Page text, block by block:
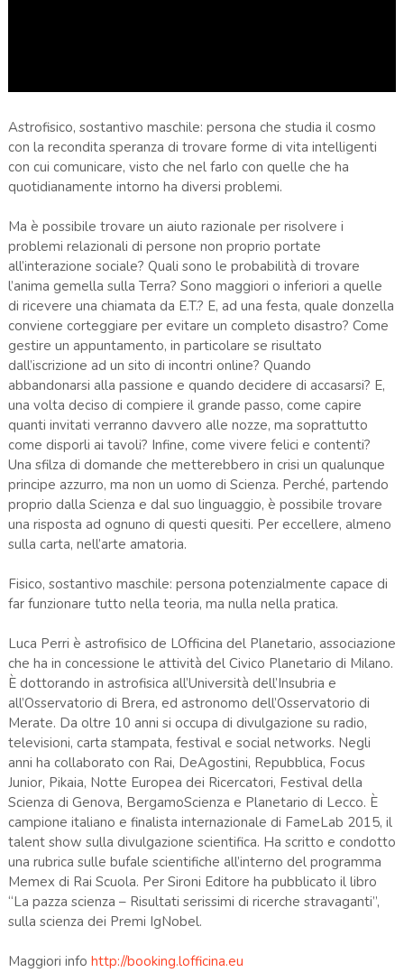
Astrofisico, sostantivo maschile: persona che studia il cosmo
con la recondita speranza di trovare forme di vita intelligenti
con cui comunicare, visto che nel farlo con quelle che ha
quotidianamente intorno ha diversi problemi.
Ma è possibile trovare un aiuto razionale per risolvere i
problemi relazionali di persone non proprio portate
all’interazione sociale? Quali sono le probabilità di trovare
l’anima gemella sulla Terra? Sono maggiori o inferiori a quelle
di ricevere una chiamata da E.T.? E, ad una festa, quale donzella
conviene corteggiare per evitare un completo disastro? Come
gestire un appuntamento, in particolare se risultato
dall’iscrizione ad un sito di incontri online? Quando
abbandonarsi alla passione e quando decidere di accasarsi? E,
una volta deciso di compiere il grande passo, come capire
quanti invitati verranno davvero alle nozze, ma soprattutto
come disporli ai tavoli? Infine, come vivere felici e contenti?
Una sfilza di domande che metterebbero in crisi un qualunque
principe azzurro, ma non un uomo di Scienza. Perché, partendo
proprio dalla Scienza e dal suo linguaggio, è possibile trovare
una risposta ad ognuno di questi quesiti. Per eccellere, almeno
sulla carta, nell’arte amatoria.
Fisico, sostantivo maschile: persona potenzialmente capace di
far funzionare tutto nella teoria, ma nulla nella pratica.
Luca Perri è astrofisico de LOfficina del Planetario, associazione
che ha in concessione le attività del Civico Planetario di Milano.
È dottorando in astrofisica all’Università dell’Insubria e
all’Osservatorio di Brera, ed astronomo dell’Osservatorio di
Merate. Da oltre 10 anni si occupa di divulgazione su radio,
televisioni, carta stampata, festival e social networks. Negli
anni ha collaborato con Rai, DeAgostini, Repubblica, Focus
Junior, Pikaia, Notte Europea dei Ricercatori, Festival della
Scienza di Genova, BergamoScienza e Planetario di Lecco. È
campione italiano e finalista internazionale di FameLab 2015, il
talent show sulla divulgazione scientifica. Ha scritto e condotto
una rubrica sulle bufale scientifiche all’interno del programma
Memex di Rai Scuola. Per Sironi Editore ha pubblicato il libro
“La pazza scienza – Risultati serissimi di ricerche stravaganti”,
sulla scienza dei Premi IgNobel.
Maggiori info http://booking.lofficina.eu